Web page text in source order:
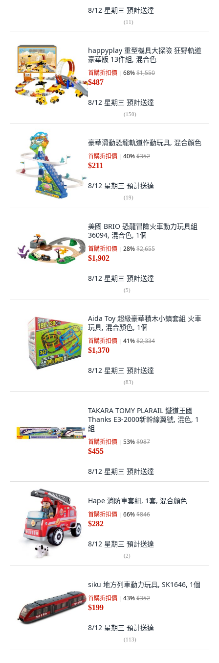
8/12 星期三 預計送達
(11)
happyplay 重型機具大探險 狂野軌道
豪華版 13件組, 混合色
首購折扣價 68%$1,550
$487
8/12 星期三 預計送達
(150)
豪華滑動恐龍軌道作動玩具, 混合顏色
首購折扣價 40%$352
$211
8/12 星期三 預計送達
(19)
美國 BRIO 恐龍冒險火車動力玩具組
36094, 混合色, 1個
首購折扣價 28%$2,655
$1,902
8/12 星期三 預計送達
(5)
Aida Toy 超級豪華積木小鎮套組 火車
玩具, 混合顏色, 1個
首購折扣價 41%$2,334
$1,370
8/12 星期三 預計送達
(83)
TAKARA TOMY PLARAIL 鐵道王國
Thanks E3-2000新幹線翼號, 混色, 1
組
首購折扣價 53%$987
$455
8/12 星期三 預計送達
Hape 消防車套組, 1套, 混合顏色
首購折扣價 66%$846
$282
8/12 星期三 預計送達
(2)
siku 地方列車動力玩具, SK1646, 1個
首購折扣價 43%$352
$199
8/12 星期三 預計送達
(113)